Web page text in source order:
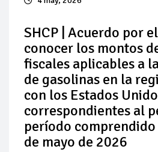
Cautela en el mercado por
mantienen precios al alza
SHCP | Acuerdo por
conocer los montos
fiscales aplicables a
de gasolinas en la
con los Estados
correspondientes al
período
de mayo de 2026